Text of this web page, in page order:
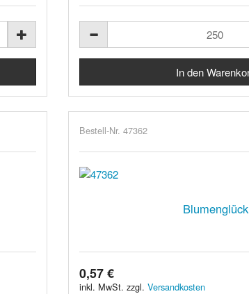
Bestell-Nr. 47362
Blumenglück
0,57 €
inkl. MwSt. zzgl.Versandkosten